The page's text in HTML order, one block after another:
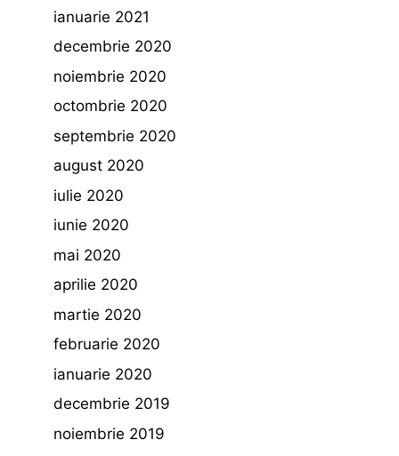
ianuarie 2021
decembrie 2020
noiembrie 2020
octombrie 2020
septembrie 2020
august 2020
iulie 2020
iunie 2020
mai 2020
aprilie 2020
martie 2020
februarie 2020
ianuarie 2020
decembrie 2019
noiembrie 2019